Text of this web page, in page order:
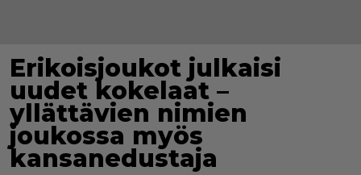
Erikoisjoukot julkaisi
uudet kokelaat –
yllättävien nimien
joukossa myös
kansanedustaja